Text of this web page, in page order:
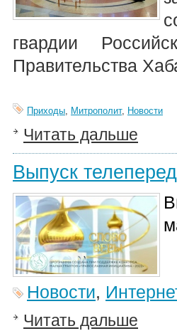
гвардии
Правительства
Приходы, Митрополит, Новости
Читать дальше
Выпуск
Новости,
Читать дальше